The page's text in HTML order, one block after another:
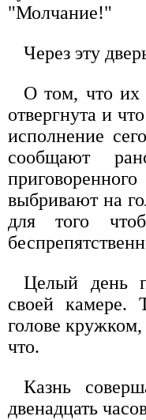
"Молчание!"
Через эту
О том, что их
отвергнута и
исполнение
сообщают
выбривают на
для того
Целый день
своей камере.
голове
что.
Казнь
двенадцать